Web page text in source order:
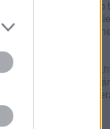
6.320 zenei darab, több
segíthet az olasz nyelv
Valamennyi file
hasonló oldal,
irodalmi művel és